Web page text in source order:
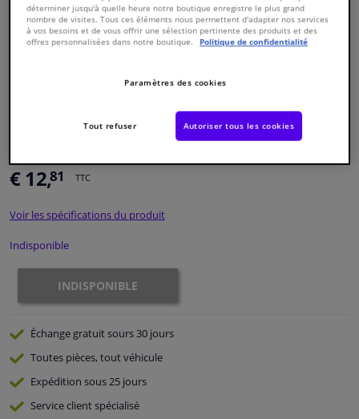
Fenêtres & accessoires
Intérieur & ameublement
Styling & Performance
Nettoyage & protection
Camping-car, moto & vélo
Promotions et réductions
Capteurs & électronique
Numéro de produit d'origine:
100 399 0008
€ 12,81 TTC
Voir les spécifications du produit
Indisponible
INDISPONIBLE
Échange gratuitsours 30 jours
Toutes pièces, tout véhicule
Expédition sous 25 jours
Serviceclient spécialisé
déterminer jusqu'à quelle heure notre boutique enregistre le plus grand
nombre de visites. Tous ces éléments nous permettent d'adapter nos services
à vos besoins et de vous offrir une sélection pertinente des produits et des
offres personnalisées dans notre boutique.
Politique de confidentialité
Paramètres des cookies
Tout refuser Autoriser tous les cookies